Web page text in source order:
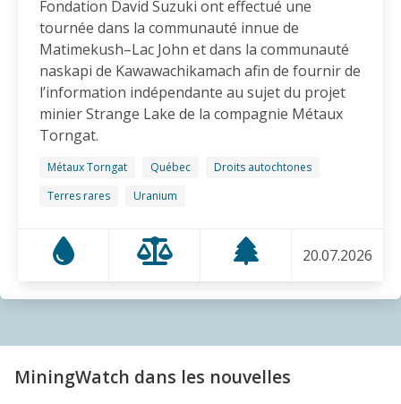
impacts sur l’eau
14.11.2025
BLOG ENTRY
Congrès QMM | Programmation
11.11.2025
Destruction de lacs pour y déverser des déchets
31.10.2025
20.10.2025
Fondation David Suzuki ont effectué une
tournée dans la communauté innue de
Matimekush–Lac John et dans la communauté
naskapi de Kawawachikamach afin de fournir de
l’information indépendante au sujet du projet
minier Strange Lake de la compagnie Métaux
Torngat.
Métaux Torngat Québec
Droits autochtones
Terres rares
Uranium
20.07.2026
MiningWatch dans les nouvelles